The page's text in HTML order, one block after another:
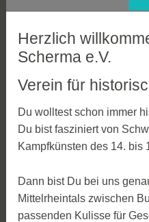
Herzlich
Scherma e.V.
Verein für
Du wolltest schon immer
Du bist fasziniert von
Kampfkünsten des 14. bis
Dann bist Du bei uns
Mittelrheintals zwischen
passenden Kulisse für